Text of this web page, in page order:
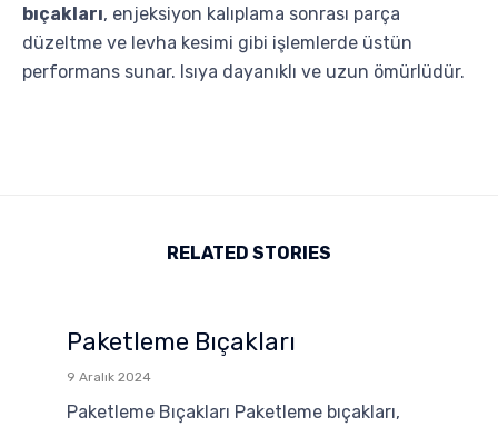
bıçakları, enjeksiyon kalıplama sonrası parça
düzeltme ve levha kesimi gibi işlemlerde üstün
performans sunar. Isıya dayanıklı ve uzun ömürlüdür.
RELATED STORIES
Paketleme Bıçakları
9 Aralık 2024
Paketleme Bıçakları Paketleme bıçakları,